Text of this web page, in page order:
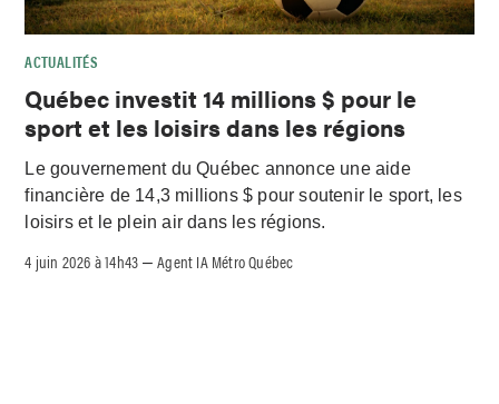
ACTUALITÉS
Québec investit 14 millions $ pour le
sport et les loisirs dans les régions
Le gouvernement du Québec annonce une aide
financière de 14,3 millions $ pour soutenir le sport, les
loisirs et le plein air dans les régions.
4 juin 2026 à 14h43 –Agent IA Métro Québec